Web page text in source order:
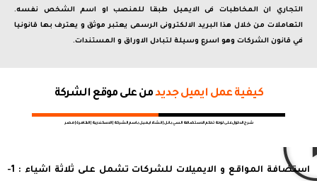
التجاري ان المخاطبات فى الايميل طبقا للمنصب او اسم الشخص نفسه.
التعاملات من خلال هذا البريد الالكترونى الرسمى يعتبر موثق و يعترف بها قانونيا
في قانون الشركات وهو اسرع وسيلة لتبادل الاوراق و المستندات.
كيفية عمل ايميل جديدمن على موقع الشركة
شرح الدخول على لوحة تحكم الاستضافة السي بانل | انشاء ايميل باسم الشركة | الاسكندرية | القاهرة | مصر
استضافة المواقع و الايميلات للشركات تشمل على ثلاثة اشياء : 1-